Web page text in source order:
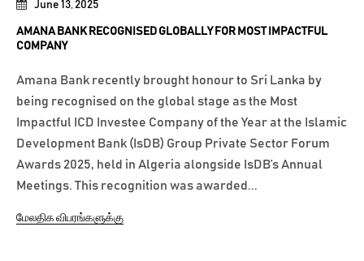
June 13, 2025
AMANA BANK RECOGNISED GLOBALLY FOR MOST IMPACTFUL
COMPANY
Amana Bank recently brought honour to Sri Lanka by
being recognised on the global stage as the Most
Impactful ICD Investee Company of the Year at the Islamic
Development Bank (IsDB) Group Private Sector Forum
Awards 2025, held in Algeria alongside IsDB’s Annual
Meetings. This recognition was awarded...
மேலதிக விபரங்களுக்கு